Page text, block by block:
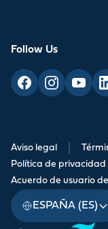
Follow Us
Aviso legal
Política de privacidad
Acuerdo de usuario
ESPAÑA (ES)